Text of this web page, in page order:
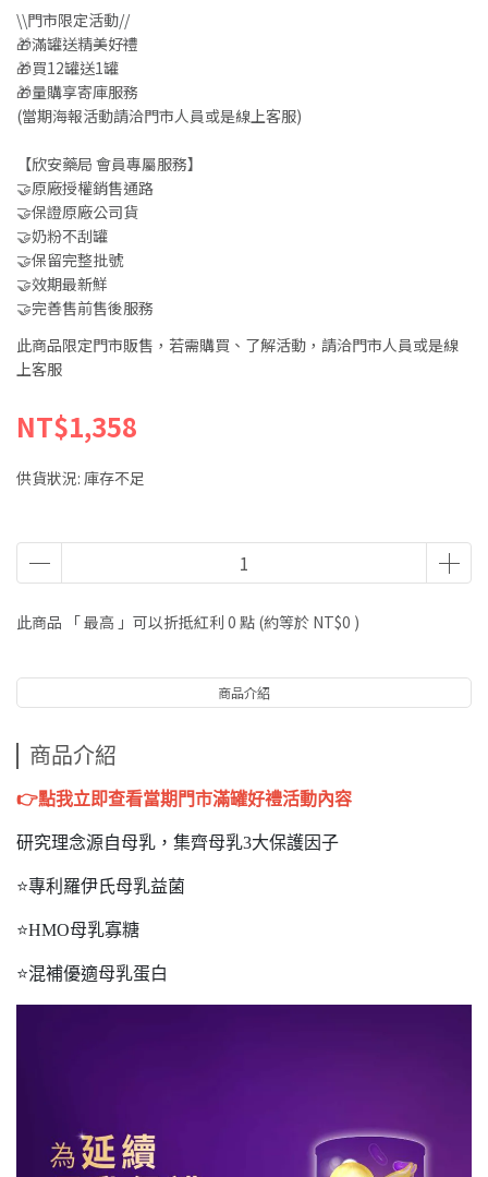
\\門市限定活動//
🎁滿罐送精美好禮
🎁買12罐送1罐
🎁量購享寄庫服務
(當期海報活動請洽門市人員或是線上客服)
【欣安藥局 會員專屬服務】
🤝原廠授權銷售通路
🤝保證原廠公司貨
🤝奶粉不刮罐
🤝保留完整批號
🤝效期最新鮮
🤝完善售前售後服務
此商品限定門市販售，若需購買、了解活動，請洽門市人員或是線
上客服
NT$1,358
供貨狀況: 庫存不足
此商品 「 最高 」可以折抵紅利 0 點 (約等於 NT$0 )
商品介紹
商品介紹
👉點我立即查看當期門市滿罐好禮活動內容
研究理念源自母乳，集齊母乳3大保護因子
⭐專利羅伊氏母乳益菌
⭐HMO母乳寡糖
⭐混補優適母乳蛋白